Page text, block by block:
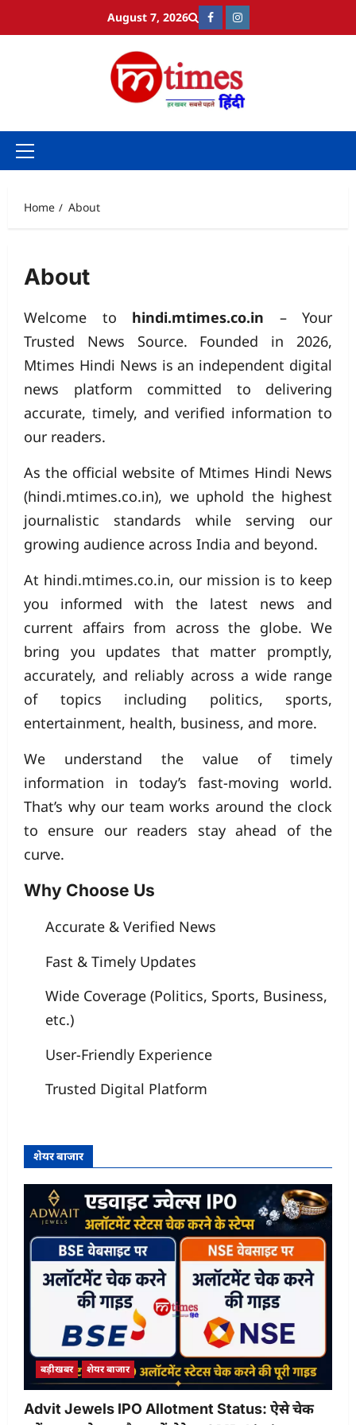
August 7, 2026 Facebook
Primary
Home About
About
Welcome to hindi.mtimes.co.in – Your
Trusted News Source. Founded in 2026,
Mtimes Hindi News is an independent digital
news platform committed to delivering
accurate, timely, and verified information to
our readers.
As the official website of Mtimes Hindi News
(hindi.mtimes.co.in), we uphold the highest
journalistic standards while serving our
growing audience across India and beyond.
At hindi.mtimes.co.in, our mission is to keep
you informed with the latest news and
current affairs from across the globe. We
bring you updates that matter promptly,
accurately, and reliably across a wide range
of topics including politics, sports,
entertainment, health, business, and more.
We understand the value of timely
information in today’s fast-moving world.
That’s why our team works around the clock
to ensure our readers stay ahead of the
curve.
Why Choose Us
Accurate & Verified News
Fast & Timely Updates
Wide Coverage (Politics, Sports, Business,
etc.)
User-Friendly Experience
Trusted Digital Platform
शेयर बाजार
बड़ीखबर शेयर बाजार
Advit Jewels IPO Allotment Status: ऐसे चेक